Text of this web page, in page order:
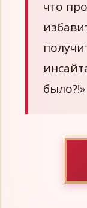
что
было?!»